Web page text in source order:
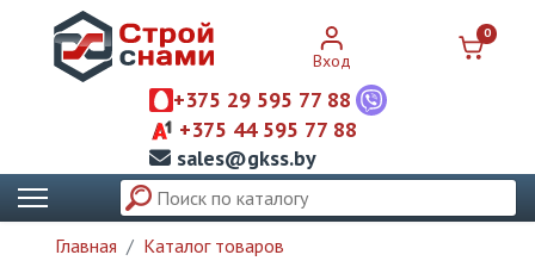
+375 29 595 77 88
+375 44 595 77 88
sales@gkss.by
Вход
0
Главная
Каталог товаров